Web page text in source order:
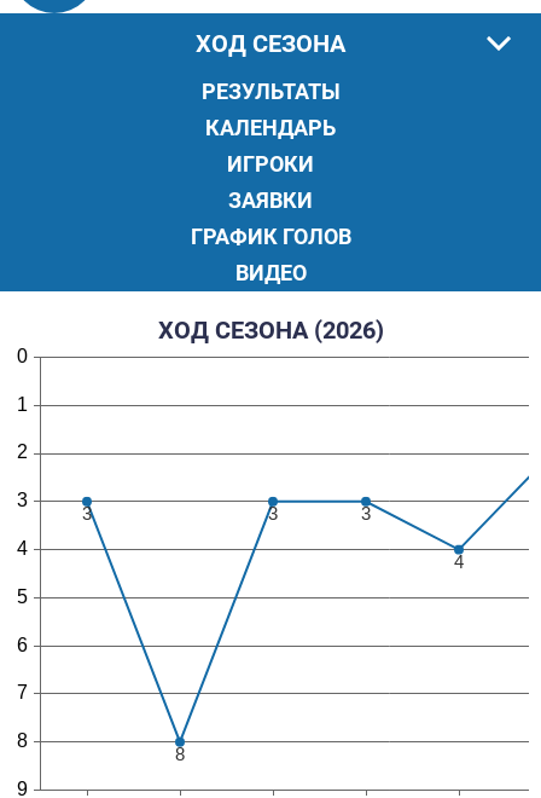
РЕЗУЛЬТАТЫ
КАЛЕНДАРЬ
ИГРОКИ
ЗАЯВКИ
ХОД СЕЗОНА
ГРАФИК ГОЛОВ
ВИДЕО
ХОД СЕЗОНА (2026)